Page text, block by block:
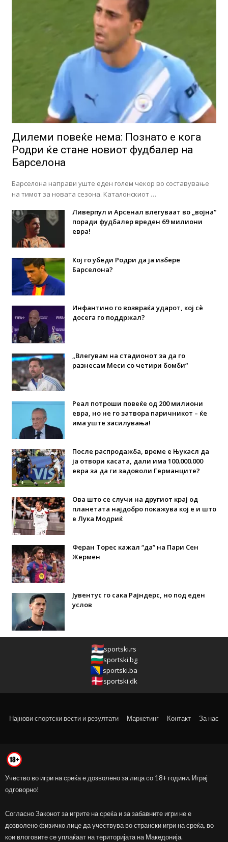
Дилеми повеќе нема: Познато е кога
Родри ќе стане новиот фудбалер на
Барселона
Барселона направи уште еден голем чекор во составување
на тимот за новата сезона. Каталонскиот …
Ливерпул и Арсенал влегуваат во „војна“
поради фудбалер вреден 69 милиони
евра!
Кој го убеди Родри да ја избере
Барселона?
Инфантино го возвраќа ударот, кој сè
досега го поддржал?
„Влегувам на стадионот за да го
разнесам Меси со четири бомби“
Реал потроши повеќе од 200 милиони
евра, но не го затвора паричникот – ќе
има уште засилувања!
После распродажба, време е Њукасл да
ја отвори касата, дали има 100.000.000
евра за да ги задоволи Германците?
Ова што се случи на другиот крај од
планетата најдобро покажува кој е и што
е Лука Модриќ
Феран Торес кажал “да” на Пари Сен
Жермен
Јувентус го сака Рајндерс, но под еден
услов
sportski.rs
sportski.bg
sportski.ba
sportski.dk
Најнови спортски вести и резултати Маркетинг Контакт За нас
Учество во игри на среќа е дозволено за лица со 18+ години. Играј
одговорно!
Согласно Законот за игрите на среќа и за забавните игри не е
дозволено физичко лице да учествува во странски игри на среќа, во
кои влоговите се уплаќаат на територијата на Македонија.